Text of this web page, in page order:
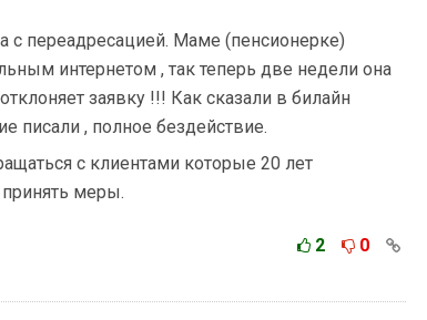
с переадресацией. Маме (пенсионерке)
интернетом , так теперь две недели она
заявку !!! Как сказали в билайн
писали , полное бездействие.
с клиентами которые 20 лет
принять меры.
2 0